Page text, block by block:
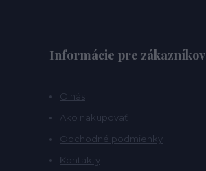
Informácie pre zákazníkov
O nás
Ako nakupovať
Obchodné podmienky
Kontakty